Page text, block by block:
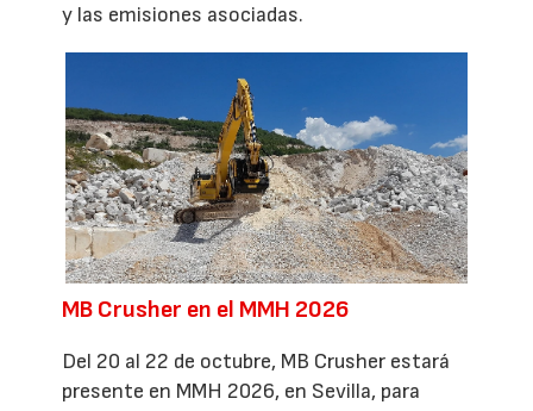
y las emisiones asociadas.
MB Crusher en el MMH 2026
Del 20 al 22 de octubre, MB Crusher estará
presente en MMH 2026, en Sevilla, para